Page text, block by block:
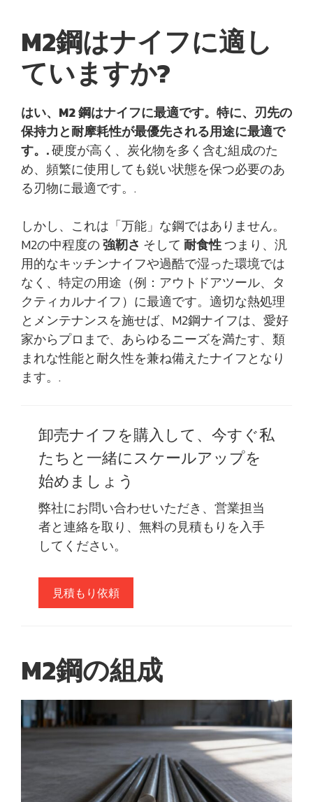
M2鋼はナイフに適し
ていますか?
はい、M2 鋼はナイフに最適です。特に、刃先の
保持力と耐摩耗性が最優先される用途に最適で
す。.硬度が高く、炭化物を多く含む組成のた
め、頻繁に使用しても鋭い状態を保つ必要のあ
る刃物に最適です。.
しかし、これは「万能」な鋼ではありません。
M2の中程度の強靭さ そして 耐食性つまり、汎
用的なキッチンナイフや過酷で湿った環境では
なく、特定の用途（例：アウトドアツール、タ
クティカルナイフ）に最適です。適切な熱処理
とメンテナンスを施せば、M2鋼ナイフは、愛好
家からプロまで、あらゆるニーズを満たす、類
まれな性能と耐久性を兼ね備えたナイフとなり
ます。.
卸売ナイフを購入して、今すぐ私
たちと一緒にスケールアップを
始めましょう
弊社にお問い合わせいただき、営業担当
者と連絡を取り、無料の見積もりを入手
してください。
見積もり依頼
M2鋼の組成